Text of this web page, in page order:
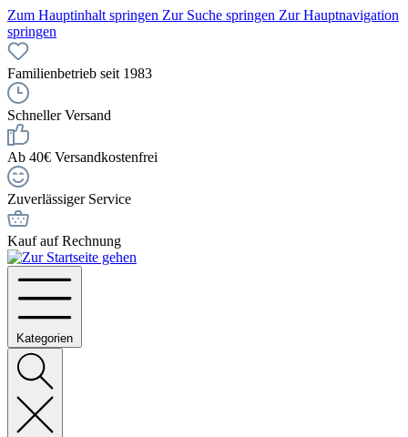
Zum Hauptinhalt springen Zur Suche springen Zur Hauptnavigation
springen
Familienbetrieb seit 1983
Schneller Versand
Ab 40€ Versandkostenfrei
Zuverlässiger Service
Kauf auf Rechnung
Kategorien